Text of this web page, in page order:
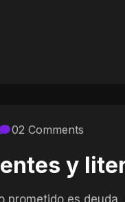
02 Comments
y
prometido es